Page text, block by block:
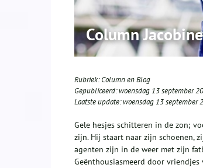
Column
Rubriek:Column en Blog
Gepubliceerd:woensdag 13 september
Laatste update:woensdag 13 september
Gele hesjes schitteren in de zon;
zijn. Hij staart naar zijn schoenen,
agenten zijn in de weer met zijn
Geënthousiasmeerd door